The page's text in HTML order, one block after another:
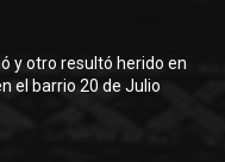
y otro resultó herido en
el barrio 20 de Julio